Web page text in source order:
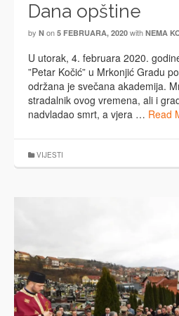
Dana opštine
by N on 5 FEBRUARA, 2020 with NEMA
U utorak, 4. februara 2020.
”Petar Kočić” u Mrkonjić Gradu
održana je svečana akademija.
stradalnik ovog vremena, ali i
nadvladao smrt, a vjera … Read
VIJESTI